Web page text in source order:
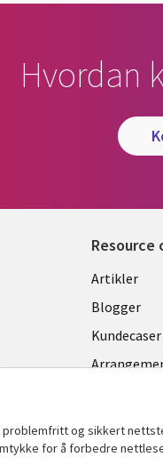
Hvordan
Resource
Library
Links
Artikler
Blogger
Kundecaser
og sikkert
for å forbedre